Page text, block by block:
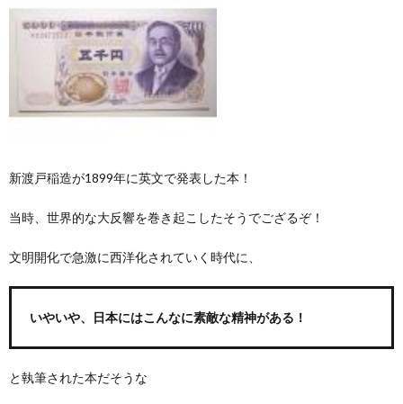
新渡戸稲造が1899年に英文で発表した本！
当時、世界的な大反響を巻き起こしたそうでござるぞ！
文明開化で急激に西洋化されていく時代に、
いやいや、日本にはこんなに素敵な精神がある！
と執筆された本だそうな